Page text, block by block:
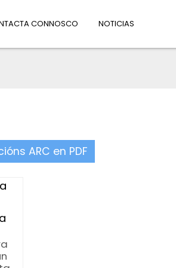
CONNOSCO NOTICIAS
ARC en PDF